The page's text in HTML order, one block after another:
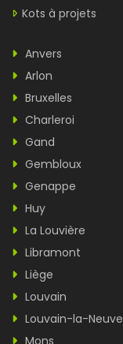
Kots à projets
Anvers
Arlon
Bruxelles
Charleroi
Gand
Gembloux
Genappe
Huy
La Louvière
Libramont
Liège
Louvain
Louvain-la-Neuve